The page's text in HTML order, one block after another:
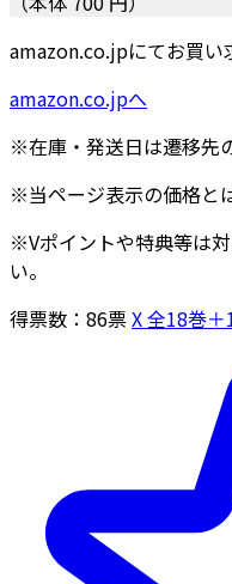
amazon.co.jpにてお買い
amazon.co.jpへ
※在庫・発送日は遷移先
※当ページ表示の価格と
※Vポイントや特典等は
い。
得票数： 86票X 全18巻